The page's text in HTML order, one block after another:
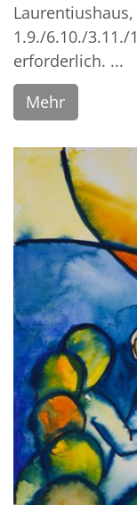
1.9./6.10./
erforderlich. ...
Mehr